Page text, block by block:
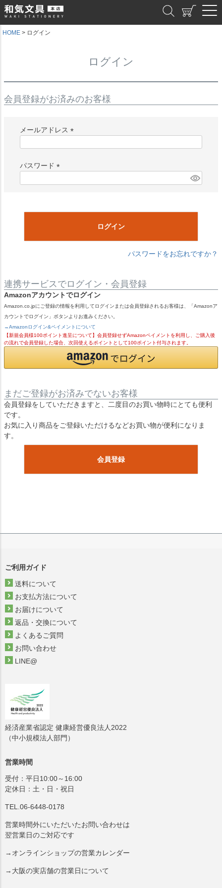
HOME ログイン
ログイン
会員登録がお済みのお客様
メールアドレス
)
パスワード
)
ログイン
パスワードをお忘れですか？
連携サービスでログイン・会員登録
Amazonアカウントでログイン
Amazon.co.jpにご登録の情報を利用してログインまたは会員登録されるお客様は、「Amazonア
カウントでログイン」ボタンよりお進みください。
→Amazonログイン&ペイメントについて
【新規会員様100ポイント進呈について】会員登録せずAmazonペイメントを利用し、ご購入後
の流れで会員登録した場合、次回使えるポイントとして100ポイント付与されます。
まだご登録がお済みでないお客様
会員登録をしていただきますと、二度目のお買い物時にとても便利
です。
お気に入り商品をご登録いただけるなどお買い物が便利になりま
す。
会員登録
ご利用ガイド
送料について
お支払方法について
お届けについて
返品・交換について
よくあるご質問
お問い合わせ
LINE@
経済産業省認定 健康経営優良法人2022
（中小規模法人部門）
営業時間
受付：平日10:00～16:00
定休日：土・日・祝日
TEL.06-6448-0178
営業時間外にいただいたお問い合わせは
翌営業日のご対応です
→オンラインショップの営業カレンダー
→大阪の実店舗の営業日について